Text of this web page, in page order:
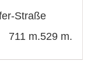
Straße
529 m.
711 m.